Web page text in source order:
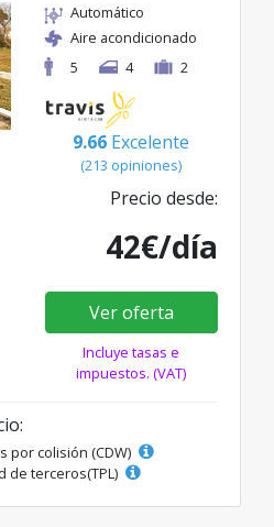
Automático
Aire acondicionado
5
4 2
9.66 Excelente
(213 opiniones)
Precio desde:
42€/día
Ver oferta
Incluye tasas e
impuestos. (VAT)
por colisión (CDW)
de terceros(TPL)